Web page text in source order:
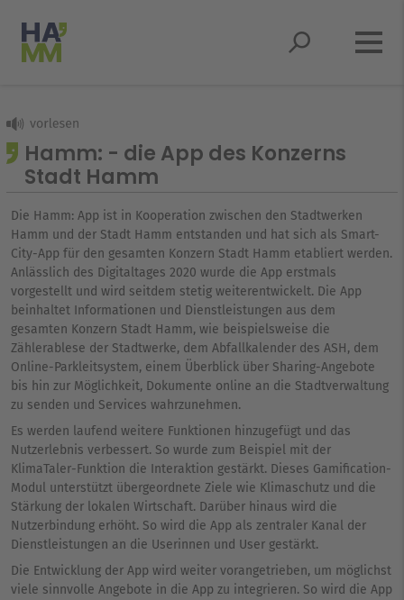
Springe zum Hauptmenü
Springe zum Inhaltsbereich
Springe zum Seitenfuß
Springe zur Suche
Hamm: - die App des Konzerns
Stadt Hamm
Die Hamm: App ist in Kooperation zwischen den Stadtwerken
Hamm und der Stadt Hamm entstanden und hat sich als Smart-
City-App für den gesamten Konzern Stadt Hamm etabliert werden.
Anlässlich des Digitaltages 2020 wurde die App erstmals
vorgestellt und wird seitdem stetig weiterentwickelt. Die App
beinhaltet Informationen und Dienstleistungen aus dem
gesamten Konzern Stadt Hamm, wie beispielsweise die
Zählerablese der Stadtwerke, dem Abfallkalender des ASH, dem
Online-Parkleitsystem, einem Überblick über Sharing-Angebote
bis hin zur Möglichkeit, Dokumente online an die Stadtverwaltung
zu senden und Services wahrzunehmen.
Es werden laufend weitere Funktionen hinzugefügt und das
Nutzerlebnis verbessert. So wurde zum Beispiel mit der
KlimaTaler-Funktion die Interaktion gestärkt. Dieses Gamification-
Modul unterstützt übergeordnete Ziele wie Klimaschutz und die
Stärkung der lokalen Wirtschaft. Darüber hinaus wird die
Nutzerbindung erhöht. So wird die App als zentraler Kanal der
Dienstleistungen an die Userinnen und User gestärkt.
Die Entwicklung der App wird weiter vorangetrieben, um möglichst
viele sinnvolle Angebote in die App zu integrieren. So wird die App